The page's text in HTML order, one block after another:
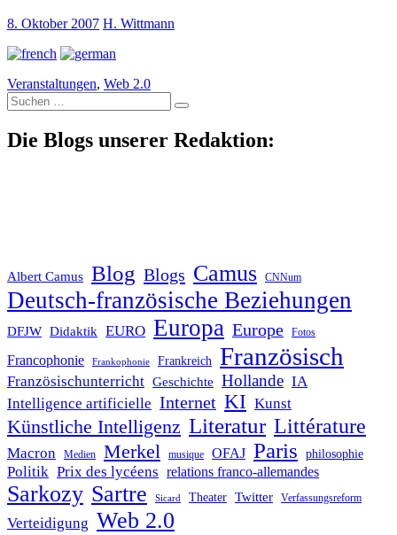
8. Oktober 2007 H. Wittmann
Veranstaltungen, Web 2.0
Suche
nach:
Die Blogs unserer Redaktion:
Albert Camus Blog Blogs Camus CNNum
Deutsch-französische Beziehungen
DFJW Didaktik EURO Europa Europe Fotos
Francophonie Frankophonie Frankreich Französisch
Französischunterricht Geschichte Hollande IA
Intelligence artificielle Internet KI Kunst
Künstliche Intelligenz Literatur Littérature
Macron Medien Merkel musique OFAJ Paris philosophie
Politik Prix des lycéens relations franco-allemandes
Sarkozy Sartre Sicard Theater Twitter Verfassungsreform
Verteidigung Web 2.0